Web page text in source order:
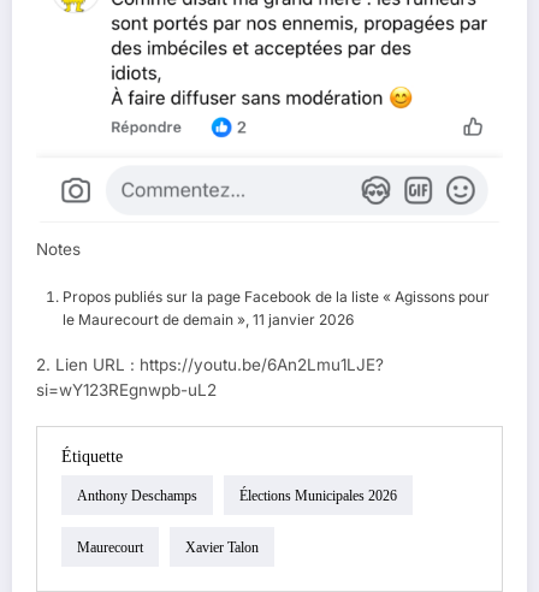
Notes
Propos publiés sur la page Facebook de la liste « Agissons pour
le Maurecourt de demain », 11 janvier 2026
2. Lien URL : https://youtu.be/6An2Lmu1LJE?
si=wY123REgnwpb-uL2
Étiquette
Anthony Deschamps Élections Municipales 2026
Maurecourt Xavier Talon